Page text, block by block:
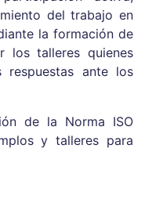
del trabajo en
la formación de
los talleres quienes
respuestas ante los
de la Norma ISO
y talleres para